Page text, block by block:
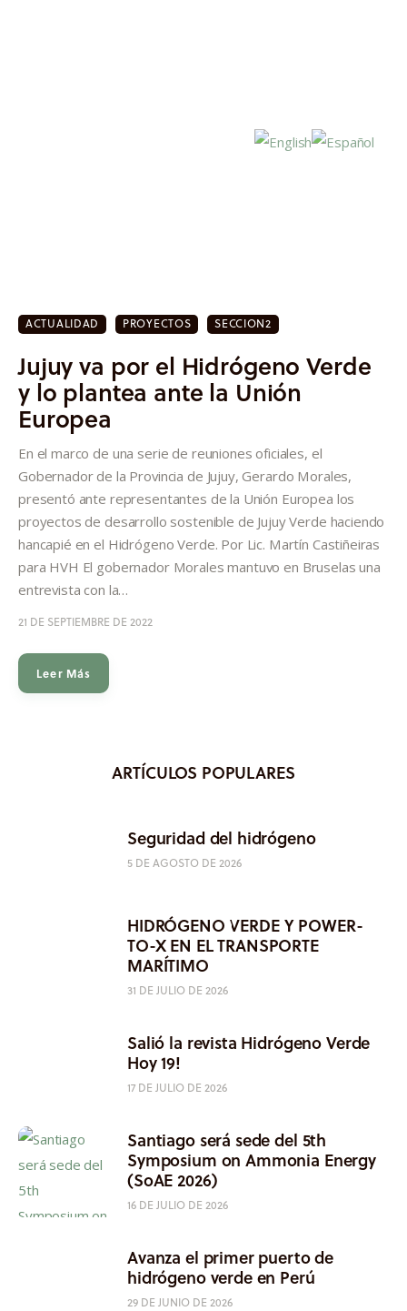
Investigación
Proyectos
Informes
Quiénes somos
ACTUALIDAD PROYECTOS SECCION2
Jujuy va por el Hidrógeno Verde
y lo plantea ante la Unión
Europea
En el marco de una serie de reuniones oficiales, el
Gobernador de la Provincia de Jujuy, Gerardo Morales,
presentó ante representantes de la Unión Europea los
proyectos de desarrollo sostenible de Jujuy Verde haciendo
hancapié en el Hidrógeno Verde. Por Lic. Martín Castiñeiras
para HVH El gobernador Morales mantuvo en Bruselas una
entrevista con la…
21 DE SEPTIEMBRE DE 2022
Leer Más
ARTÍCULOS POPULARES
Seguridad del hidrógeno
5 DE AGOSTO DE 2026
HIDRÓGENO VERDE Y POWER-
TO-X EN EL TRANSPORTE
MARÍTIMO
31 DE JULIO DE 2026
Salió la revista Hidrógeno Verde
Hoy 19!
17 DE JULIO DE 2026
Santiago será sede del 5th
Symposium on Ammonia Energy
(SoAE 2026)
16 DE JULIO DE 2026
Avanza el primer puerto de
hidrógeno verde en Perú
29 DE JUNIO DE 2026